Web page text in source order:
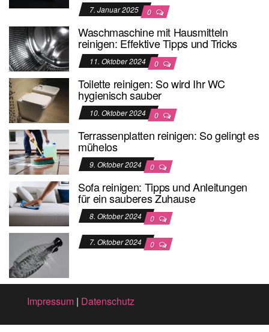
7. Januar 2025 0
Waschmaschine mit Hausmitteln
reinigen: Effektive Tipps und Tricks
11. Oktober 2024 0
Toilette reinigen: So wird Ihr WC
hygienisch sauber
10. Oktober 2024 0
Terrassenplatten reinigen: So gelingt es
mühelos
9. Oktober 2024 0
Sofa reinigen: Tipps und Anleitungen
für ein sauberes Zuhause
8. Oktober 2024 0
7. Oktober 2024 0
Impressum | Datenschutz